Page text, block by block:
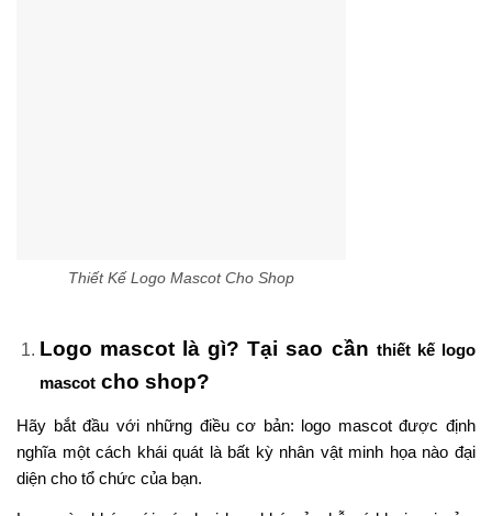
Thiết Kế Logo Mascot Cho Shop
Logo mascot là gì? Tại sao cần thiết kế logo
mascotcho shop?
Hãy bắt đầu với những điều cơ bản: logo mascot được định
nghĩa một cách khái quát là bất kỳ nhân vật minh họa nào đại
diện cho tổ chức của bạn.